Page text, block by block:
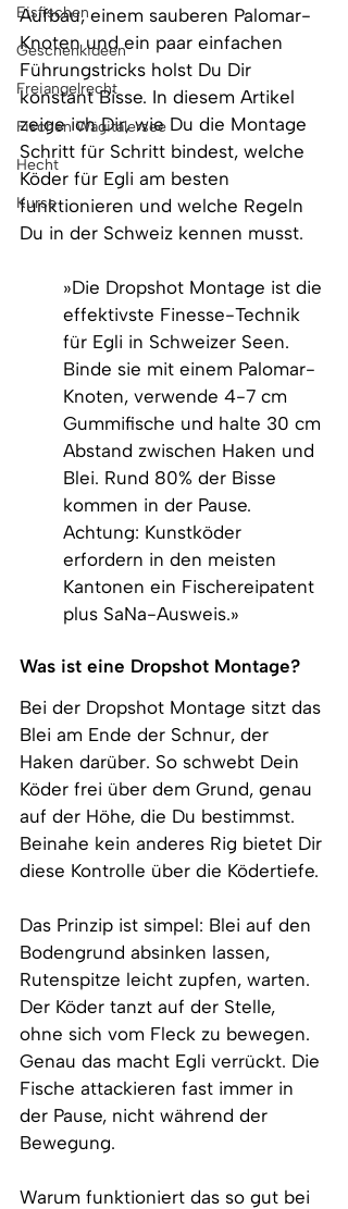
Eisfischen
Geschenkideen
Freiangelrecht
Fischen Wägitalersee
Hecht
Kurse
Aufbau, einem sauberen Palomar-
Knoten und ein paar einfachen
Führungstricks holst Du Dir
konstant Bisse. In diesem Artikel
zeige ich Dir, wie Du die Montage
Schritt für Schritt bindest, welche
Köder für Egli am besten
funktionieren und welche Regeln
Du in der Schweiz kennen musst.
»Die Dropshot Montage ist die
effektivste Finesse-Technik
für Egli in Schweizer Seen.
Binde sie mit einem Palomar-
Knoten, verwende 4-7 cm
Gummifische und halte 30 cm
Abstand zwischen Haken und
Blei. Rund 80% der Bisse
kommen in der Pause.
Achtung: Kunstköder
erfordern in den meisten
Kantonen ein Fischereipatent
plus SaNa-Ausweis.»
Was ist eine Dropshot Montage?
Bei der Dropshot Montage sitzt das
Blei am Ende der Schnur, der
Haken darüber. So schwebt Dein
Köder frei über dem Grund, genau
auf der Höhe, die Du bestimmst.
Beinahe kein anderes Rig bietet Dir
diese Kontrolle über die Ködertiefe.
Das Prinzip ist simpel: Blei auf den
Bodengrund absinken lassen,
Rutenspitze leicht zupfen, warten.
Der Köder tanzt auf der Stelle,
ohne sich vom Fleck zu bewegen.
Genau das macht Egli verrückt. Die
Fische attackieren fast immer in
der Pause, nicht während der
Bewegung.
Warum funktioniert das so gut bei